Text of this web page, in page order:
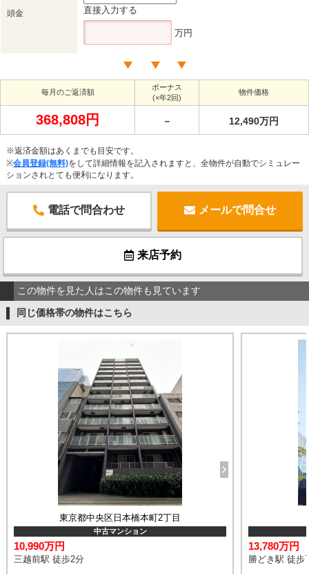
頭金 直接入力する
万円
毎月のご返済額
ボーナス
(×年2回)
物件価格
368,808円 － 12,490万円
※返済金額はあくまでも目安です。
※会員登録(無料)をして詳細情報を記入されますと、全物件が自動でシミュレー
ションされとても便利になります。
電話で問合わせ メールで問合せ
来店予約
この物件を見た人はこの物件も見ています
同じ価格帯の物件はこちら
東京都中央区日本橋本町2丁目
中古マンション
10,990万円
三越前駅 徒歩2分
13,780万円
勝どき駅 徒歩